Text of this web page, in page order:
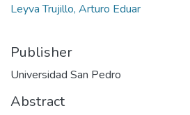
Leyva Trujillo, Arturo Eduar
Publisher
Universidad San Pedro
Abstract